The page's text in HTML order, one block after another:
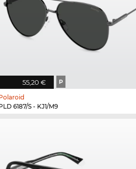
55,20 € P
6187/S - KJ1/M9